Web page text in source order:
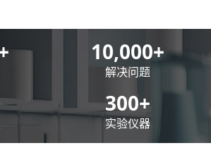
10,000+
解决问题
300+
实验仪器